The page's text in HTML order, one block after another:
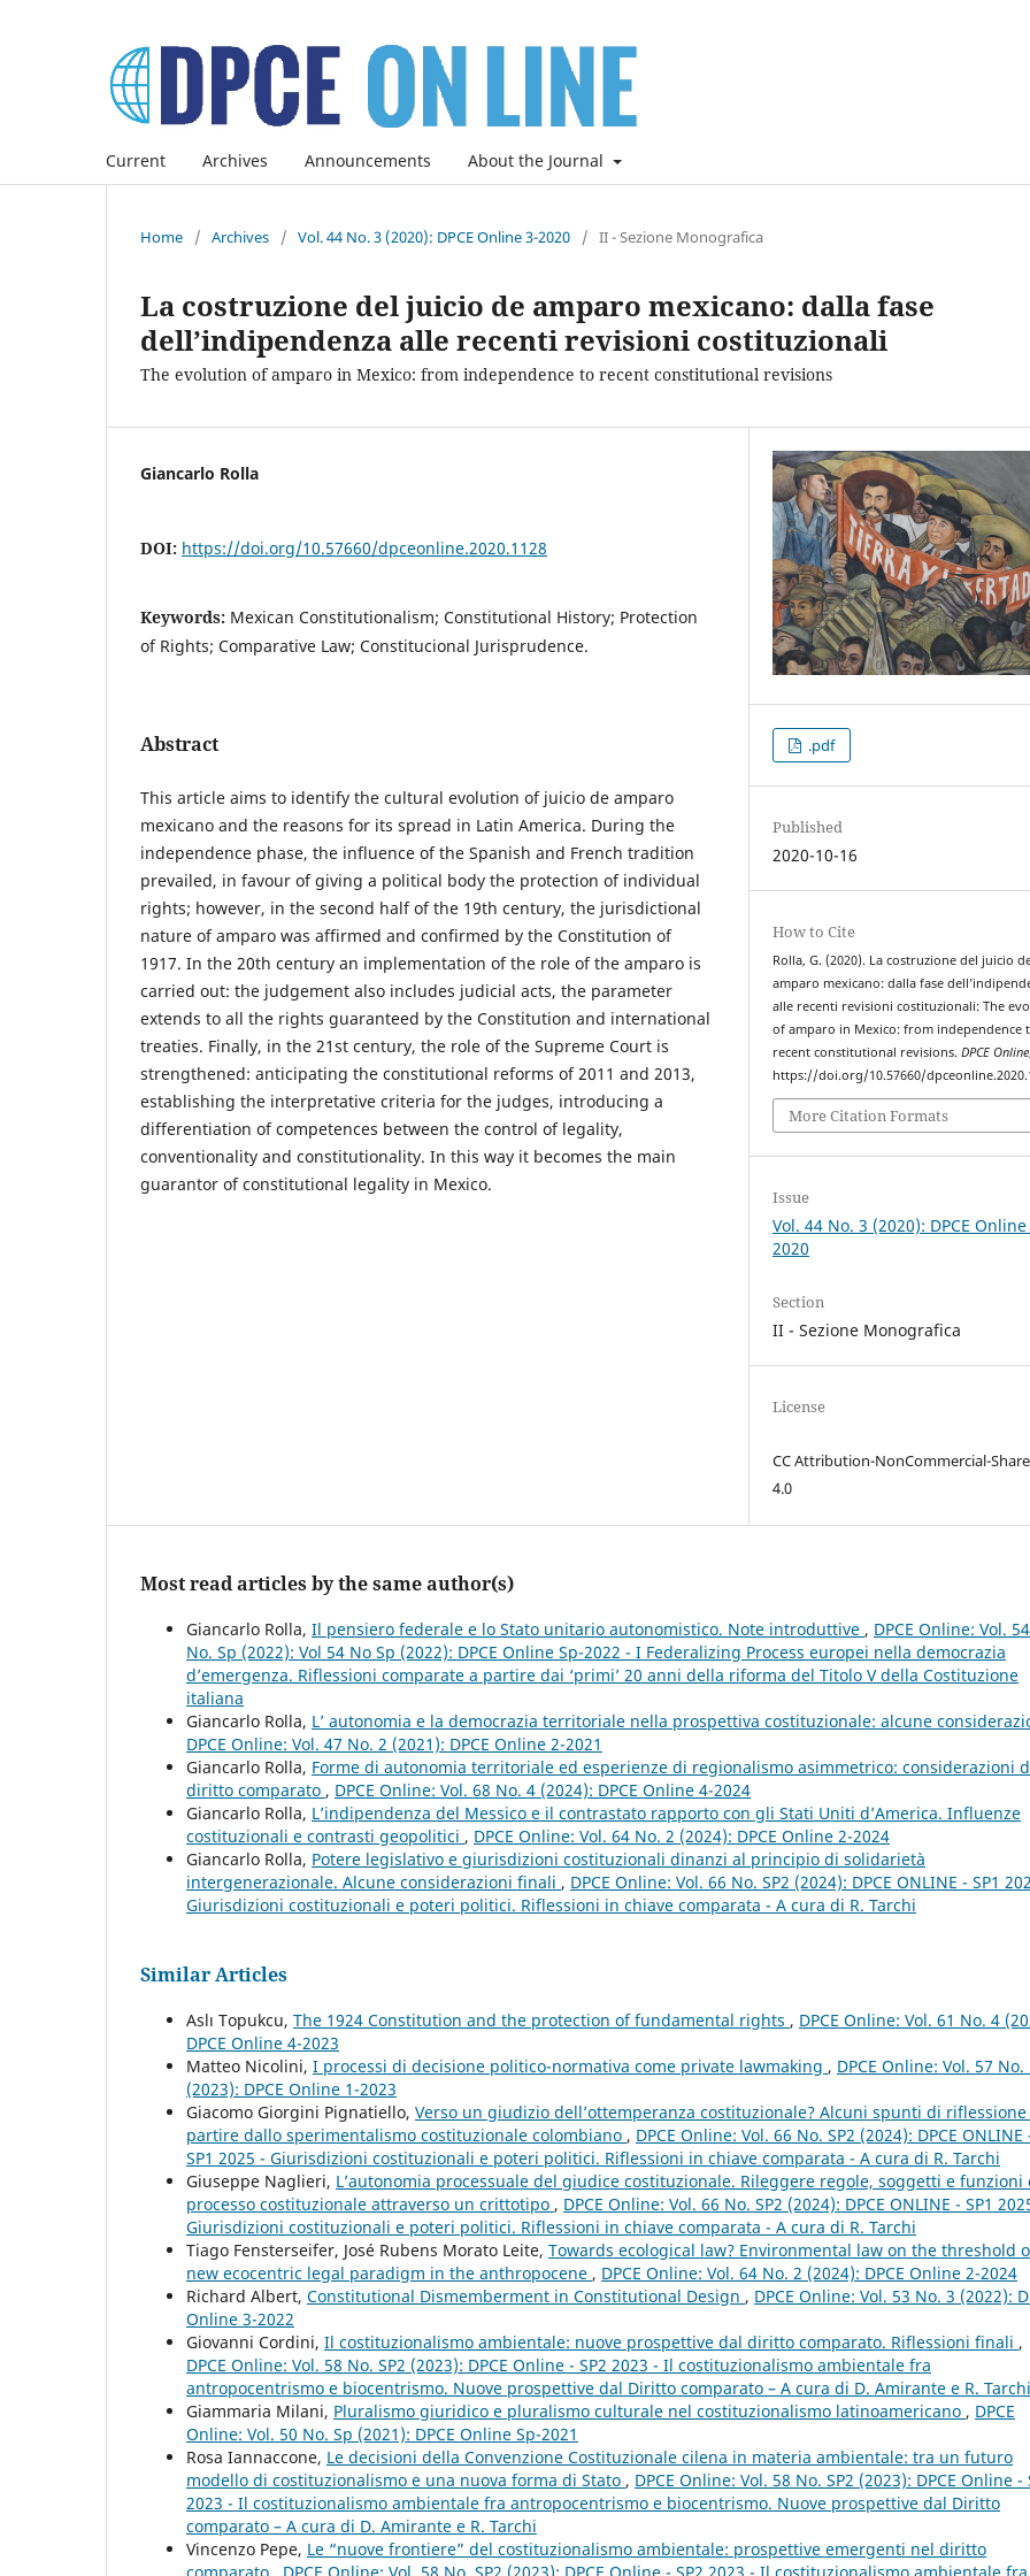
Current Archives Announcements About the Journal
Home / Archives / Vol. 44 No. 3 (2020): DPCE Online 3-2020 / II - Sezione Monografica
La costruzione del juicio de amparo mexicano: dalla fase
dell’indipendenza alle recenti revisioni costituzionali
The evolution of amparo in Mexico: from independence to recent constitutional revisions
Giancarlo Rolla
DOI: https://doi.org/10.57660/dpceonline.2020.1128
Keywords: Mexican Constitutionalism; Constitutional History; Protection
of Rights; Comparative Law; Constitucional Jurisprudence.
Abstract
This article aims to identify the cultural evolution of juicio de amparo
mexicano and the reasons for its spread in Latin America. During the
independence phase, the influence of the Spanish and French tradition
prevailed, in favour of giving a political body the protection of individual
rights; however, in the second half of the 19th century, the jurisdictional
nature of amparo was affirmed and confirmed by the Constitution of
1917. In the 20th century an implementation of the role of the amparo is
carried out: the judgement also includes judicial acts, the parameter
extends to all the rights guaranteed by the Constitution and international
treaties. Finally, in the 21st century, the role of the Supreme Court is
strengthened: anticipating the constitutional reforms of 2011 and 2013,
establishing the interpretative criteria for the judges, introducing a
differentiation of competences between the control of legality,
conventionality and constitutionality. In this way it becomes the main
guarantor of constitutional legality in Mexico.
.pdf
Published
2020-10-16
How to Cite
Rolla, G. (2020). La costruzione del juicio
amparo mexicano: dalla fase
alle recenti revisioni costituzionali: The
of amparo in Mexico: from independence
recent constitutional revisions.DPCE Online
https://doi.org/10.57660/
More Citation Formats
Issue
Vol. 44 No. 3 (2020): DPCE
2020
Section
II - Sezione Monografica
License
CC Attribution-NonCommercial-
4.0
Most read articles by the same author(s)
Giancarlo Rolla, Il pensiero federale e lo Stato unitario autonomistico. Note introduttive , DPCE Online: Vol. 54
No. Sp (2022): Vol 54 No Sp (2022): DPCE Online Sp-2022 - I Federalizing Process europei nella democrazia
d’emergenza. Riflessioni comparate a partire dai ‘primi’ 20 anni della riforma del Titolo V della Costituzione
italiana
Giancarlo Rolla, L’ autonomia e la democrazia territoriale nella prospettiva costituzionale: alcune
DPCE Online: Vol. 47 No. 2 (2021): DPCE Online 2-2021
Giancarlo Rolla, Forme di autonomia territoriale ed esperienze di regionalismo asimmetrico: considerazioni
diritto comparato , DPCE Online: Vol. 68 No. 4 (2024): DPCE Online 4-2024
Giancarlo Rolla, L’indipendenza del Messico e il contrastato rapporto con gli Stati Uniti d’America. Influenze
costituzionali e contrasti geopolitici , DPCE Online: Vol. 64 No. 2 (2024): DPCE Online 2-2024
Giancarlo Rolla, Potere legislativo e giurisdizioni costituzionali dinanzi al principio di solidarietà
intergenerazionale. Alcune considerazioni finali , DPCE Online: Vol. 66 No. SP2 (2024): DPCE ONLINE - SP1
Giurisdizioni costituzionali e poteri politici. Riflessioni in chiave comparata - A cura di R. Tarchi
Similar Articles
Aslı Topukcu, The 1924 Constitution and the protection of fundamental rights , DPCE Online: Vol. 61 No. 4
DPCE Online 4-2023
Matteo Nicolini, I processi di decisione politico-normativa come private lawmaking , DPCE Online: Vol. 57 No.
(2023): DPCE Online 1-2023
Giacomo Giorgini Pignatiello, Verso un giudizio dell’ottemperanza costituzionale? Alcuni spunti di riflessione
partire dallo sperimentalismo costituzionale colombiano , DPCE Online: Vol. 66 No. SP2 (2024): DPCE ONLINE
SP1 2025 - Giurisdizioni costituzionali e poteri politici. Riflessioni in chiave comparata - A cura di R. Tarchi
Giuseppe Naglieri, L’autonomia processuale del giudice costituzionale. Rileggere regole, soggetti e funzioni
processo costituzionale attraverso un crittotipo , DPCE Online: Vol. 66 No. SP2 (2024): DPCE ONLINE - SP1
Giurisdizioni costituzionali e poteri politici. Riflessioni in chiave comparata - A cura di R. Tarchi
Tiago Fensterseifer, José Rubens Morato Leite, Towards ecological law? Environmental law on the threshold
new ecocentric legal paradigm in the anthropocene , DPCE Online: Vol. 64 No. 2 (2024): DPCE Online 2-2024
Richard Albert, Constitutional Dismemberment in Constitutional Design , DPCE Online: Vol. 53 No. 3 (2022):
Online 3-2022
Giovanni Cordini, Il costituzionalismo ambientale: nuove prospettive dal diritto comparato. Riflessioni finali ,
DPCE Online: Vol. 58 No. SP2 (2023): DPCE Online - SP2 2023 - Il costituzionalismo ambientale fra
antropocentrismo e biocentrismo. Nuove prospettive dal Diritto comparato – A cura di D. Amirante e R. Tarchi
Giammaria Milani, Pluralismo giuridico e pluralismo culturale nel costituzionalismo latinoamericano , DPCE
Online: Vol. 50 No. Sp (2021): DPCE Online Sp-2021
Rosa Iannaccone, Le decisioni della Convenzione Costituzionale cilena in materia ambientale: tra un futuro
modello di costituzionalismo e una nuova forma di Stato , DPCE Online: Vol. 58 No. SP2 (2023): DPCE Online -
2023 - Il costituzionalismo ambientale fra antropocentrismo e biocentrismo. Nuove prospettive dal Diritto
comparato – A cura di D. Amirante e R. Tarchi
Vincenzo Pepe, Le “nuove frontiere” del costituzionalismo ambientale: prospettive emergenti nel diritto
comparato
DPCE Online: Vol. 58 No. SP2 (2023): DPCE Online - SP2 2023 - Il costituzionalismo ambientale fra